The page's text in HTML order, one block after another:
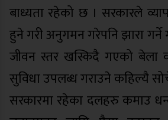
बाध्यता रहेको छ । सरकारले
हुने गरी अनुगमन गरेपनि झारा
जीवन स्तर खस्किदै गएको बेला
सुविधा उपलब्ध गराउने कहिल्यै
सरकारमा रहेका दलहरु कमाउ